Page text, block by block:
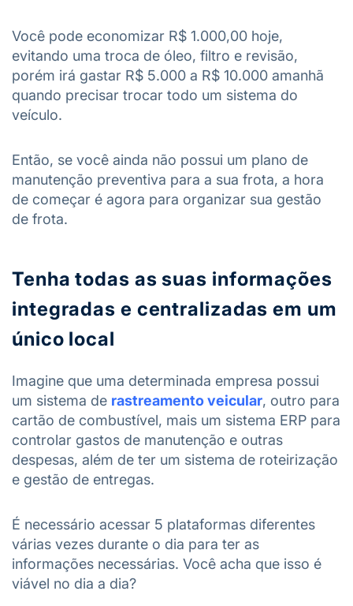
Você pode economizar R$ 1.000,00 hoje,
evitando uma troca de óleo, filtro e revisão,
porém irá gastar R$ 5.000 a R$ 10.000 amanhã
quando precisar trocar todo um sistema do
veículo.
Então, se você ainda não possui um plano de
manutenção preventiva para a sua frota, a hora
de começar é agora para organizar sua gestão
de frota.
Tenha todas as suas informações
integradas e centralizadas em um
único local
Imagine que uma determinada empresa possui
um sistema de rastreamento veicular, outro para
cartão de combustível, mais um sistema ERP para
controlar gastos de manutenção e outras
despesas, além de ter um sistema de roteirização
e gestão de entregas.
É necessário acessar 5 plataformas diferentes
várias vezes durante o dia para ter as
informações necessárias. Você acha que isso é
viável no dia a dia?